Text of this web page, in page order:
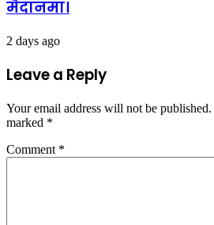
मैदानमा।
2 days ago
Leave a Reply
Your email address will not be published.
marked *
Comment *